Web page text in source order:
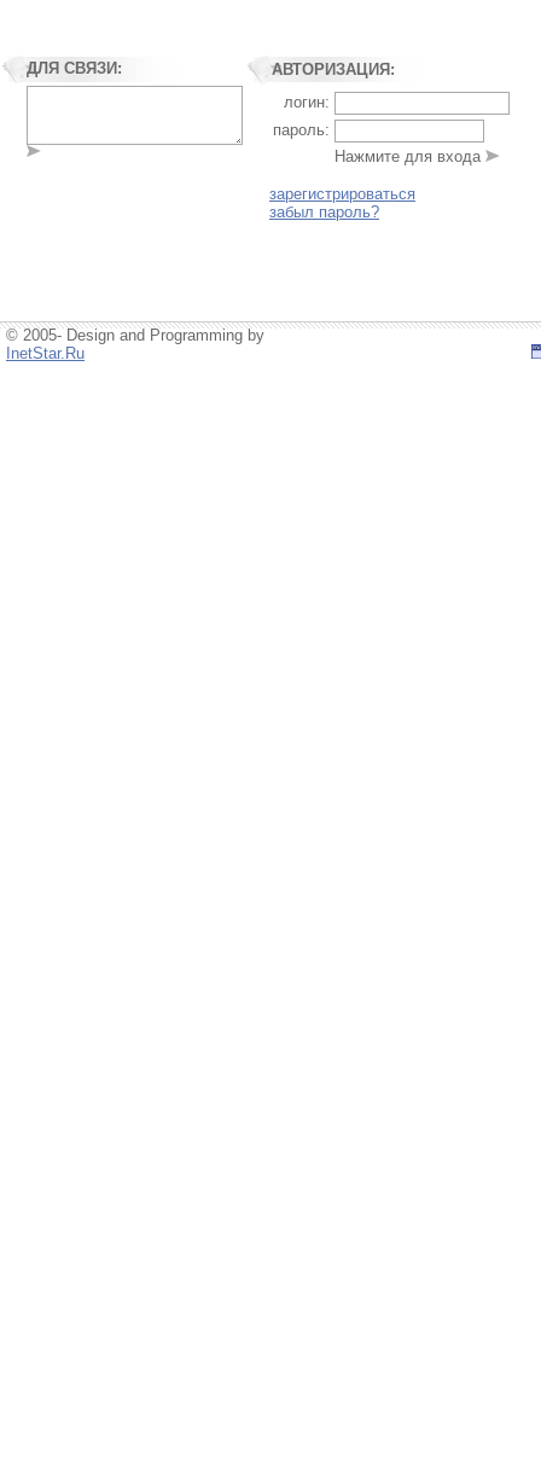
ДЛЯ СВЯЗИ: АВТОРИЗАЦИЯ:
логин:
пароль:
Нажмите для входа
зарегистрироваться
забыл пароль?
© 2005- Design and Programming by
InetStar.Ru